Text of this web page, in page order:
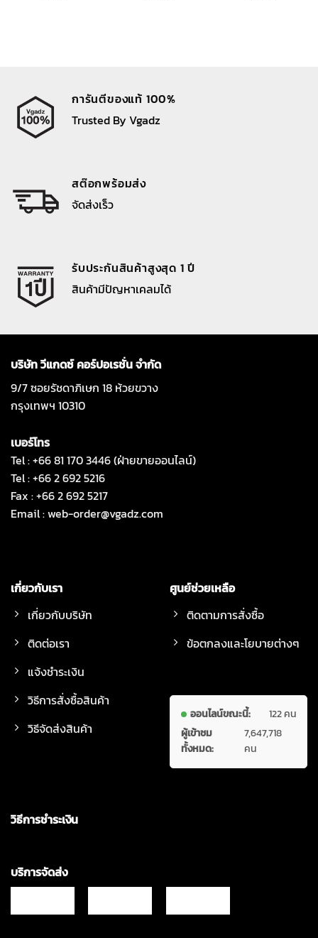
การันตีของแท้ 100%
Trusted By Vgadz
สต๊อกพร้อมส่ง
จัดส่งเร็ว
รับประกันสินค้าสูงสุด 1 ปี
สินค้ามีปัญหาเคลมได้
บริษัท วีแกดซ์ คอร์ปอเรชั่น จำกัด
9/7 ซอยรัชดาภิเษก 18 ห้วยขวาง
กรุงเทพฯ 10310
เบอร์โทร
Tel : +66 81 170 3446 (ฝ่ายขายออนไลน์)
Tel : +66 2 692 5216
Fax : +66 2 692 5217
Email :web-order@vgadz.com
เกี่ยวกับเรา
เกี่ยวกับบริษัท
ติดต่อเรา
แจ้งชำระเงิน
วิธีการสั่งซื้อสินค้า
วิธีจัดส่งสินค้า
ศูนย์ช่วยเหลือ
ติดตามการสั่งซื้อ
ข้อตกลงและโยบายต่างๆ
ออนไลน์ขณะนี้:
122 คน
ผู้เข้าชม
ทั้งหมด:
7,647,718
คน
วิธีการชำระเงิน
บริการจัดส่ง